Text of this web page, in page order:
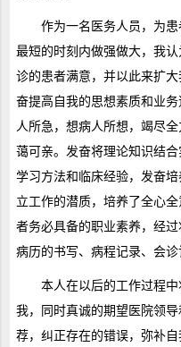
作为一名医务人员，为
最短的时刻内做强做大，我
诊的患者满意，并以此来扩
奋提高自我的思想素质和业
人所急，想病人所想，竭尽
蔼可亲。发奋将理论知识结
学习方法和临床经验，发奋
立工作的潜质，培养了全心
者务必具备的职业素养，经
病历的书写、病程记录、会
本人在以后的工作过程
我，同时真诚的期望医院领
荐，纠正存在的错误，弥补